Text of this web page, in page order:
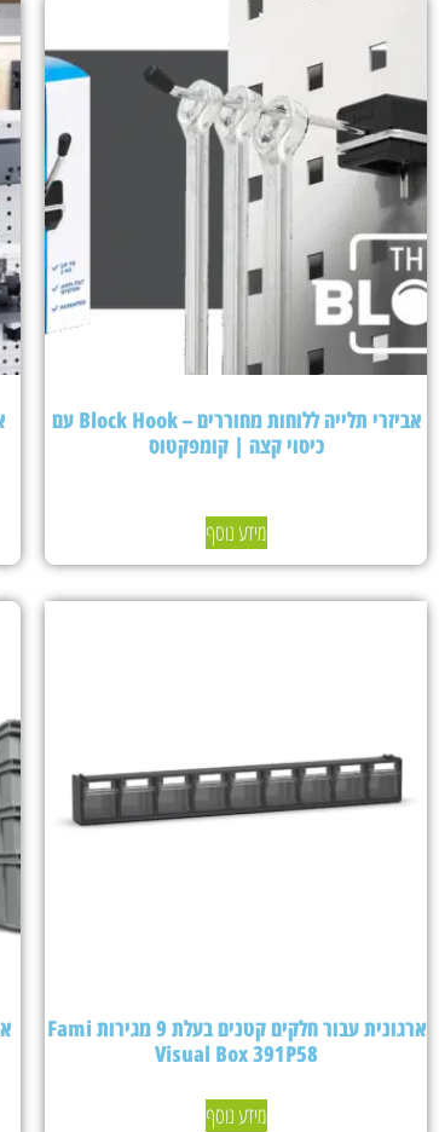
אביזרי תלייה ללוחות מחוררים – Block Hook עם
כיסוי קצה | קומפקטוס
מידע נוסף
ארגונית עבור חלקים קטנים בעלת 9 מגירות Fami
Visual Box 391P58
מידע נוסף